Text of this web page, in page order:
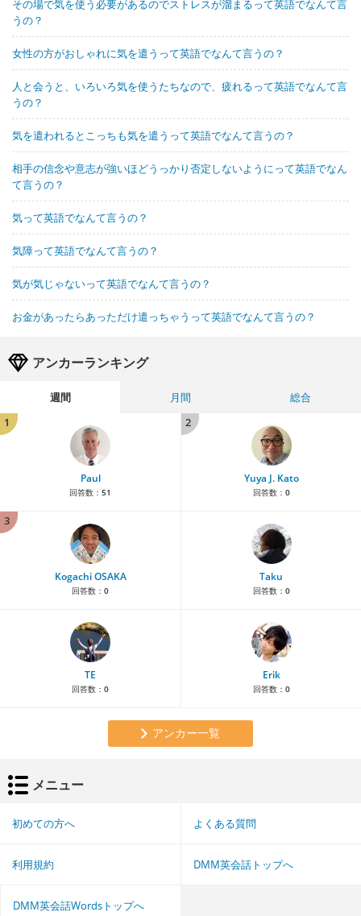
その場で気を使う必要があるのでストレスが溜まるって英語でなんて言
うの？
女性の方がおしゃれに気を遣うって英語でなんて言うの？
人と会うと、いろいろ気を使うたちなので、疲れるって英語でなんて言
うの？
気を遣われるとこっちも気を遣うって英語でなんて言うの？
相手の信念や意志が強いほどうっかり否定しないようにって英語でなん
て言うの？
気って英語でなんて言うの？
気障って英語でなんて言うの？
気が気じゃないって英語でなんて言うの？
お金があったらあっただけ遣っちゃうって英語でなんて言うの？
アンカーランキング
週間 月間
総合
1
Paul
回答数： 51
2
Yuya J. Kato
回答数： 0
3
Kogachi OSAKA
回答数： 0
Taku
回答数： 0
TE
回答数： 0
Erik
回答数： 0
アンカー一覧
メニュー
初めての方へ よくある質問
利用規約 DMM英会話トップへ
DMM英会話Wordsトップへ